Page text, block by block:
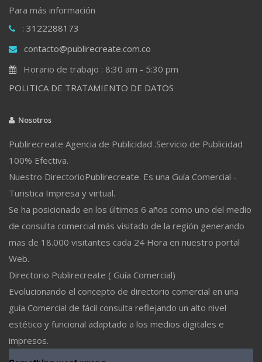
Para más información
: 3122288173
contacto@publirecreate.com.co
Horario de trabajo : 8:30 am - 5:30 pm
POLITICA DE TRATAMIENTO DE DATOS
Nosotros
Publirecreate Agencia de Publicidad .Servicio de Publicidad
100% Efectiva.
Nuestro DirectorioPublirecreate. Es una Guía Comercial -
Turistica Impresa y virtual.
Se ha posicionado en los últimos 6 años como uno del medio
de consulta comercial más visitado de la región generando
mas de 18.000 visitantes cada 24 Hora en nuestro portal
Web.
Directorio Publirecreate ( Guía Comercial)
Evolucionando el concepto de directorio comercial en una
guía Comercial de fácil consulta reflejando un alto nivel
estético y funcional adaptado a los medios digitales e
impresos.